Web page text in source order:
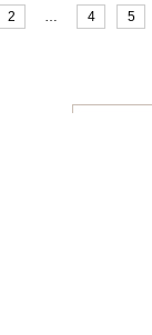
2 … 4 5